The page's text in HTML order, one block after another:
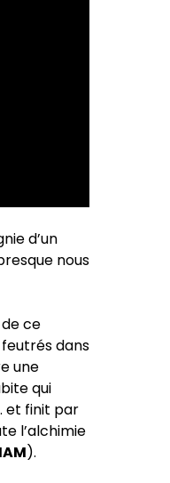
d’un
nous
ce
dans
une
qui
et finit par
l’alchimie
IAM).